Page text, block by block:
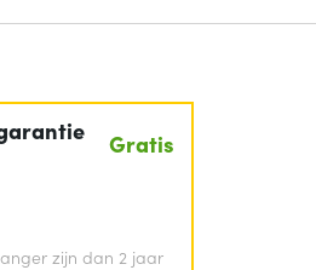
Gratis
zijn dan 2 jaar